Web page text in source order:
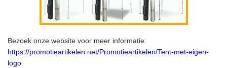
Bezoek onze website voor meer informatie:
https://promotieartikelen.net/Promotieartikelen/Tent-met-eigen-
logo